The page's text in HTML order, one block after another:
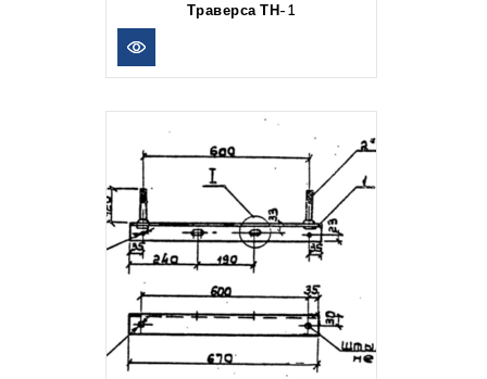
Траверса ТН-1